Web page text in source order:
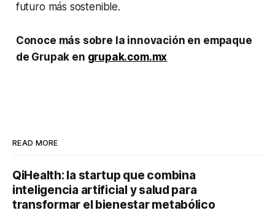
futuro más sostenible.
Conoce más sobre la innovación en empaque
de Grupak en grupak.com.mx
READ MORE
QiHealth: la startup que combina
inteligencia artificial y salud para
transformar el bienestar metabólico